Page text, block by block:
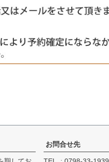
お問合せ先